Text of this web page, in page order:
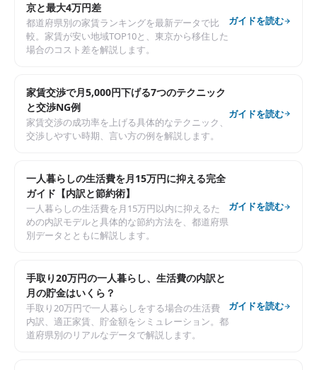
京と最大4万円差
都道府県別の家賃ランキングを最新データで比
較。家賃が安い地域TOP10と、東京から移住した
場合のコスト差を解説します。
ガイドを読む
家賃交渉で月5,000円下げる7つのテクニック
と交渉NG例
家賃交渉の成功率を上げる具体的なテクニック、
交渉しやすい時期、言い方の例を解説します。
ガイドを読む
一人暮らしの生活費を月15万円に抑える完全
ガイド【内訳と節約術】
一人暮らしの生活費を月15万円以内に抑えるた
めの内訳モデルと具体的な節約方法を、都道府県
別データとともに解説します。
ガイドを読む
手取り20万円の一人暮らし、生活費の内訳と
月の貯金はいくら？
手取り20万円で一人暮らしをする場合の生活費
内訳、適正家賃、貯金額をシミュレーション。都
道府県別のリアルなデータで解説します。
ガイドを読む